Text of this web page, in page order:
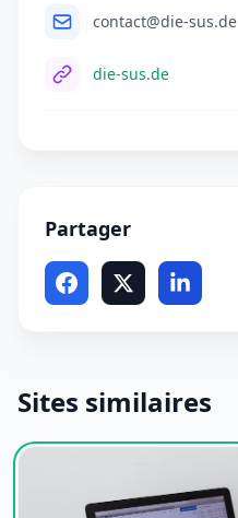
contact@die-sus.de
die-sus.de
Partager
Sites similaires